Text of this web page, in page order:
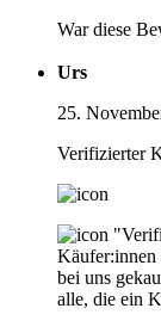
War diese
Urs
25.
Verifizierter
Käufer:innen
bei uns
alle, die ein